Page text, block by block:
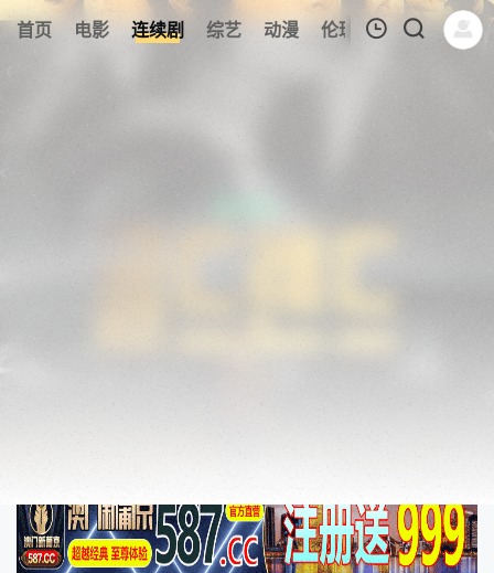
首页 电影 连续剧 综艺 动漫 伦理片 今日更新
185